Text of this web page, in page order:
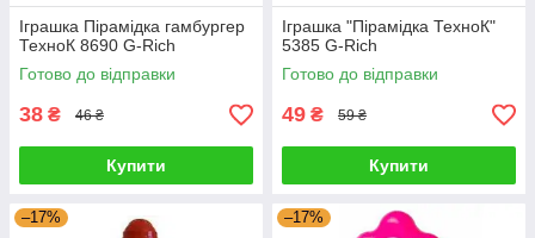
Іграшка Пірамідка гамбургер
ТехноК 8690 G-Rich
Готово до відправки
38 ₴ 46 ₴
Купити
Іграшка "Пірамідка ТехноК"
5385 G-Rich
Готово до відправки
49 ₴ 59 ₴
Купити
–17% –17%